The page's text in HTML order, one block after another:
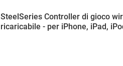
SteelSeries Controller di gioco
ricaricabile - per iPhone, iPad,